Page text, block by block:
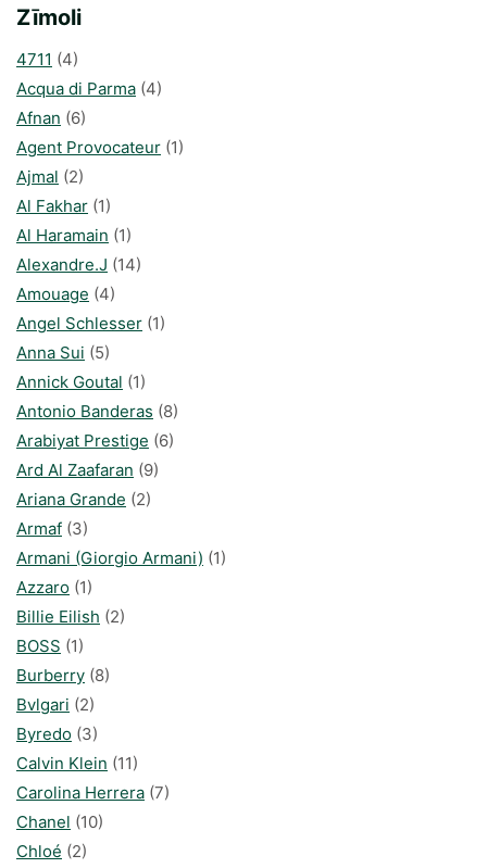
Zīmoli
4711 (4)
Acqua di Parma (4)
Afnan (6)
Agent Provocateur (1)
Ajmal (2)
Al Fakhar (1)
Al Haramain (1)
Alexandre.J (14)
Amouage (4)
Angel Schlesser (1)
Anna Sui (5)
Annick Goutal (1)
Antonio Banderas (8)
Arabiyat Prestige (6)
Ard Al Zaafaran (9)
Ariana Grande (2)
Armaf (3)
Armani (Giorgio Armani) (1)
Azzaro (1)
Billie Eilish (2)
BOSS (1)
Burberry (8)
Bvlgari (2)
Byredo (3)
Calvin Klein (11)
Carolina Herrera (7)
Chanel (10)
Chloé (2)